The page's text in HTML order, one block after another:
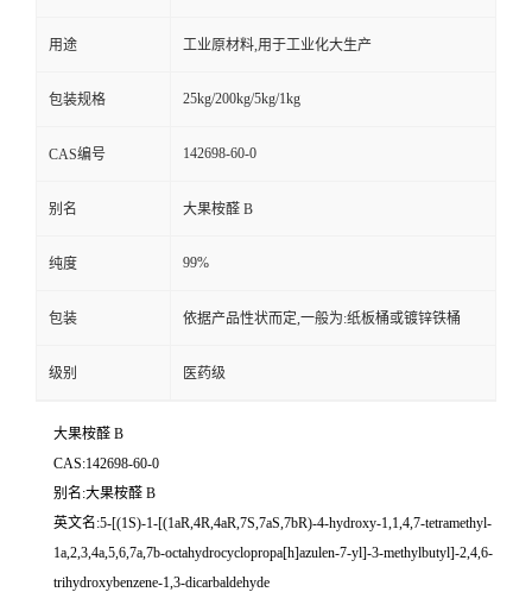
用途 工业原材料,用于工业化大生产
包装规格 25kg/200kg/5kg/1kg
CAS编号 142698-60-0
别名 大果桉醛 B
纯度 99%
包装 依据产品性状而定,一般为:纸板桶或镀锌铁桶
级别 医药级
大果桉醛 B
CAS:142698-60-0
别名:大果桉醛 B
英文名:5-[(1S)-1-[(1aR,4R,4aR,7S,7aS,7bR)-4-hydroxy-1,1,4,7-tetramethyl-
1a,2,3,4a,5,6,7a,7b-octahydrocyclopropa[h]azulen-7-yl]-3-methylbutyl]-2,4,6-
trihydroxybenzene-1,3-dicarbaldehyde